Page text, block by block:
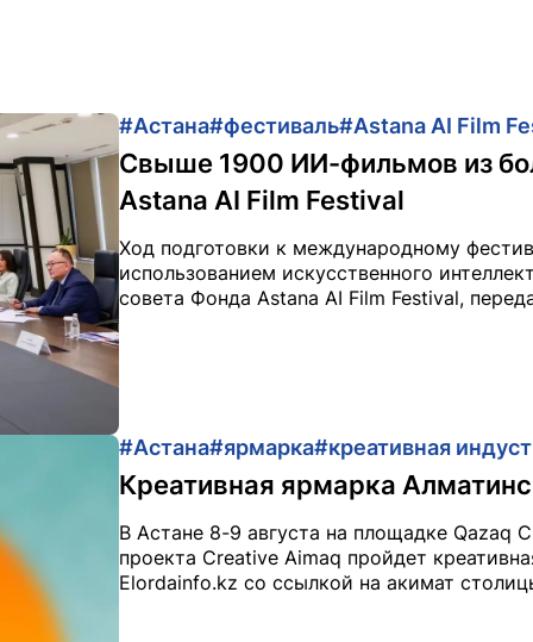
#Астана#фестиваль#Astana AI Film
Свыше 1900 ИИ-фильмов из
Astana AI Film Festival
Ход подготовки к международному
использованием искусственного
совета Фонда Astana AI Film Festival,
#Астана#ярмарка#креативная
Креативная ярмарка
В Астане 8-9 августа на площадке Qazaq
проекта Creative Aimaq пройдет
Elordainfo.kz со ссылкой на акимат